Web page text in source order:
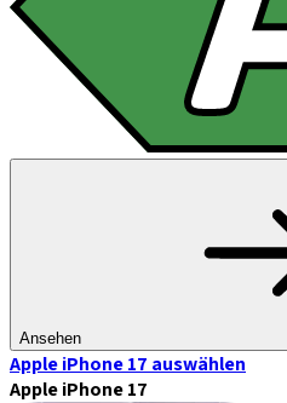
Ansehen
Apple iPhone 17 auswählen
Apple iPhone 17